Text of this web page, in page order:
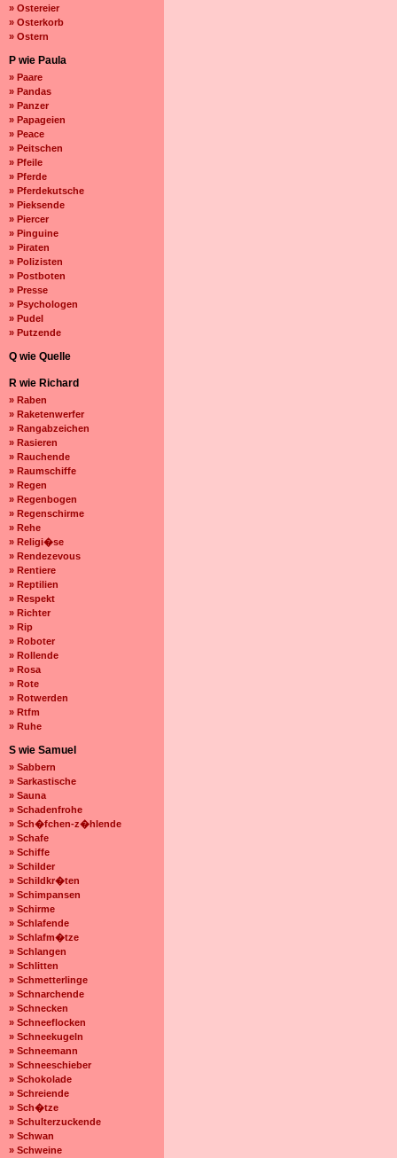
» Ostereier
» Osterkorb
» Ostern
P wie Paula
» Paare
» Pandas
» Panzer
» Papageien
» Peace
» Peitschen
» Pfeile
» Pferde
» Pferdekutsche
» Pieksende
» Piercer
» Pinguine
» Piraten
» Polizisten
» Postboten
» Presse
» Psychologen
» Pudel
» Putzende
Q wie Quelle
R wie Richard
» Raben
» Raketenwerfer
» Rangabzeichen
» Rasieren
» Rauchende
» Raumschiffe
» Regen
» Regenbogen
» Regenschirme
» Rehe
» Religi�se
» Rendezevous
» Rentiere
» Reptilien
» Respekt
» Richter
» Rip
» Roboter
» Rollende
» Rosa
» Rote
» Rotwerden
» Rtfm
» Ruhe
S wie Samuel
» Sabbern
» Sarkastische
» Sauna
» Schadenfrohe
» Sch�fchen-z�hlende
» Schafe
» Schiffe
» Schilder
» Schildkr�ten
» Schimpansen
» Schirme
» Schlafende
» Schlafm�tze
» Schlangen
» Schlitten
» Schmetterlinge
» Schnarchende
» Schnecken
» Schneeflocken
» Schneekugeln
» Schneemann
» Schneeschieber
» Schokolade
» Schreiende
» Sch�tze
» Schulterzuckende
» Schwan
» Schweine